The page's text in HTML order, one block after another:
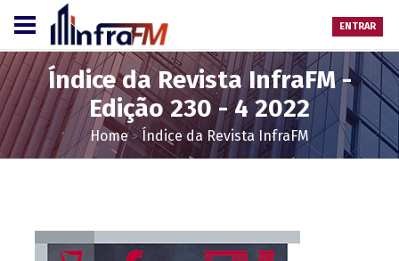
ENTRAR
Índice da Revista InfraFM -
Edição 230 - 4 2022
Home>Índice da Revista InfraFM